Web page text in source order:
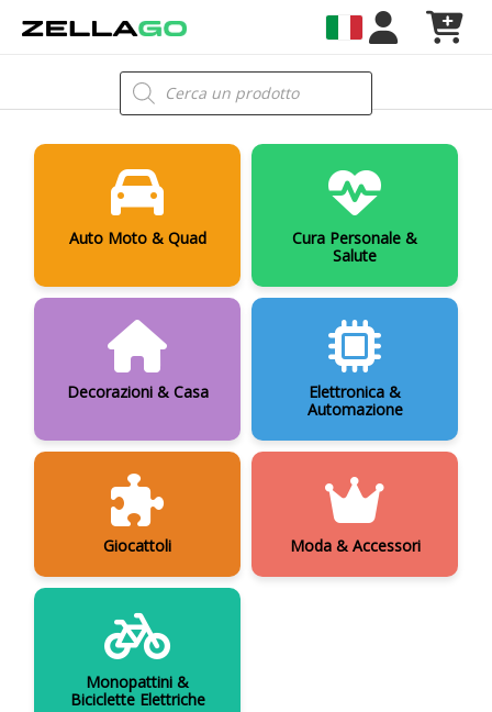
Products
search
Auto Moto & Quad
Cura Personale &
Salute
Decorazioni & Casa
Elettronica &
Automazione
Giocattoli Moda & Accessori
Monopattini &
Biciclette Elettriche